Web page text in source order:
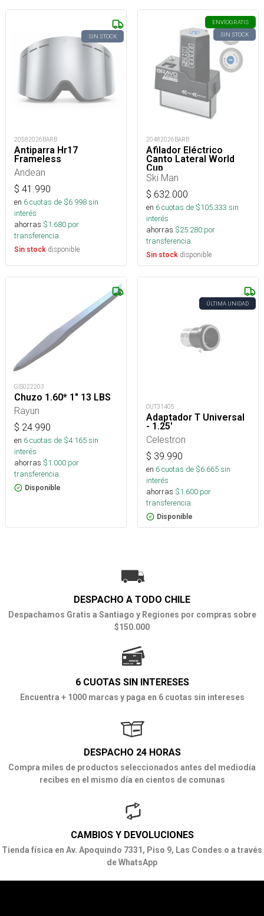
SIN STOCK
20582026BARB
Antiparra Hr17
Frameless
Andean
$ 41.990
en 6cuotas de $6.998sin
interés
ahorras $1.680 por
transferencia.
Sin stock disponible
ENVÍOGRATIS
SIN STOCK
20482026BARB
Afilador Eléctrico
Canto Lateral World
Cup
Ski Man
$ 632.000
en 6cuotas de $105.333 sin
interés
ahorras $25.280 por
transferencia.
Sin stock disponible
GIS022203
Chuzo 1.60* 1" 13 LBS
Rayun
$ 24.990
en 6cuotas de $4.165sin
interés
ahorras $1.000 por
transferencia.
Disponible
ÚLTIMA UNIDAD
OUT31405
Adaptador T Universal
- 1.25'
Celestron
$ 39.990
en 6cuotas de $6.665sin
interés
ahorras $1.600 por
transferencia.
Disponible
DESPACHO A TODO CHILE
Despachamos Gratis a Santiago y Regiones por compras sobre
$150.000
6 CUOTAS SIN INTERESES
Encuentra + 1000 marcas y paga en 6 cuotas sin intereses
DESPACHO 24 HORAS
Compra miles de productos seleccionados antes del mediodía
recibes en el mismo día en cientos de comunas
CAMBIOS Y DEVOLUCIONES
Tienda física en Av. Apoquindo 7331, Piso 9, Las Condes o a través
de WhatsApp